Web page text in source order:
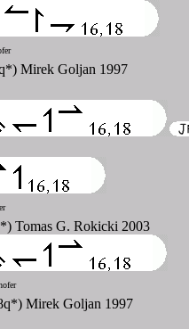
Mirek Goljan 1997
Tomas G. Rokicki 2003
Mirek Goljan 1997